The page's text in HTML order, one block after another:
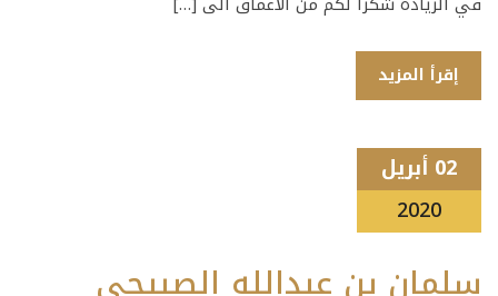
إقرأ المزيد
02 أبريل
2020
سلمان بن عبدالله الصبيحي